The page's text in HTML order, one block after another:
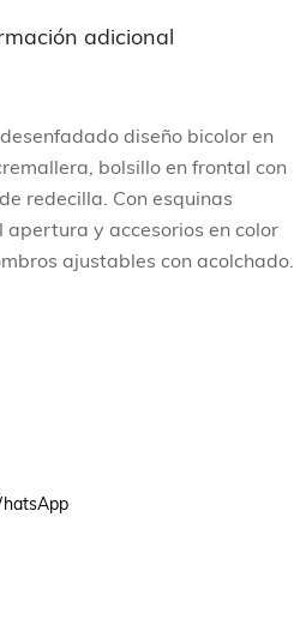
adicional
diseño bicolor en
bolsillo en frontal con
redecilla. Con esquinas
y accesorios en color
ajustables con acolchado.